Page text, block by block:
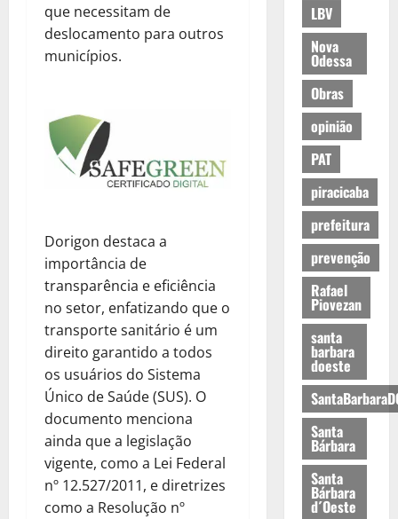
que necessitam de
deslocamento para outros
municípios.
Dorigon destaca a
importância de
transparência e eficiência
no setor, enfatizando que o
transporte sanitário é um
direito garantido a todos
os usuários do Sistema
Único de Saúde (SUS). O
documento menciona
ainda que a legislação
vigente, como a Lei Federal
nº 12.527/2011, e diretrizes
como a Resolução nº
LBV
Nova
Odessa
Obras
opinião
PAT
piracicaba
prefeitura
prevenção
Rafael
Piovezan
santa
barbara
doeste
Santa
Bárbara
Santa
Bárbara
d´Oeste